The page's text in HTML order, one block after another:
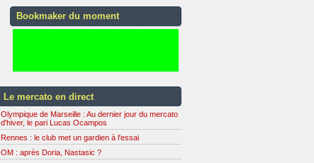
Bookmaker du moment
Le mercato en direct
Olympique de Marseille : Au dernier jour du mercato
d'hiver, le pari Lucas Ocampos
Rennes : le club met un gardien à l'essai
OM : après Doria, Nastasic ?